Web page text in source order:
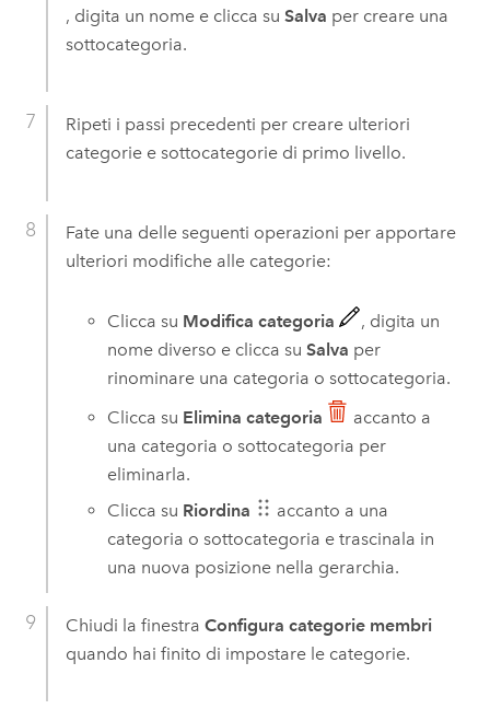
, digita un nome e clicca su Salva per creare una
sottocategoria.
Ripeti i passi precedenti per creare ulteriori
categorie e sottocategorie di primo livello.
Fate una delle seguenti operazioni per apportare
ulteriori modifiche alle categorie:
Clicca su Modifica categoria
, digita un
nome diverso e clicca suSalva per
rinominare una categoria o sottocategoria.
Clicca su Elimina categoria
accanto a
una categoria o sottocategoria per
eliminarla.
Clicca su Riordina
accanto a una
categoria o sottocategoria e trascinala in
una nuova posizione nella gerarchia.
Chiudi la finestra Configura categorie membri
quando hai finito di impostare le categorie.